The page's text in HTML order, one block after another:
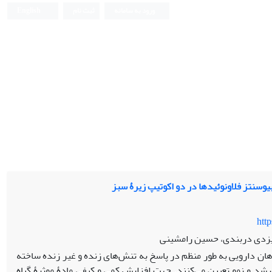
فلاونوئیدها در دو اکوتیپ زیرۀ سبز
دربندی، حسین رامشینی
دارویی به طور منظم در پاسخ به تنش‌های زنده و غیر زنده ساخته